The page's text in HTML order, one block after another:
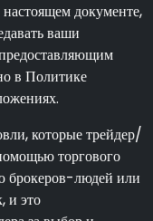
документе,
ваши
в Политике
которые трейдер/
торгового
брокеров-людей или
и это